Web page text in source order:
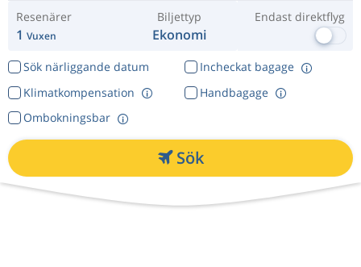
Resenärer
1 Vuxen
Biljettyp
Ekonomi
Endast direktflyg
Sök närliggande datum
Incheckat bagage
Klimatkompensation
Ombokningsbar
Handbagage
Sök